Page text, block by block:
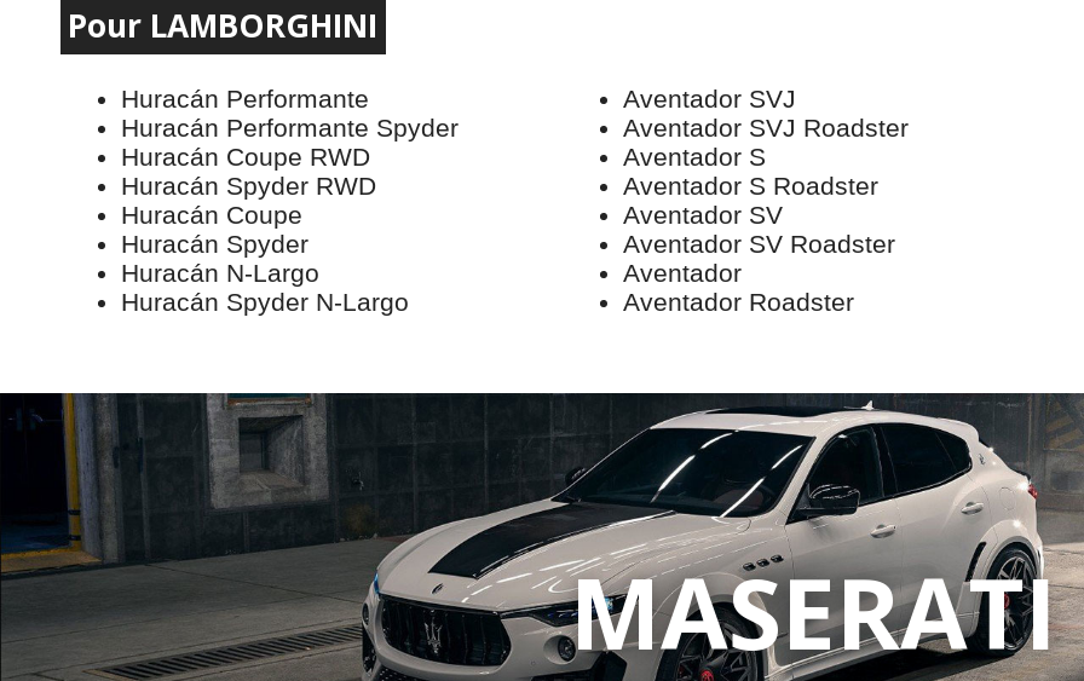
Pour LAMBORGHINI
Huracán Performante
Huracán Performante Spyder
Huracán Coupe RWD
Huracán Spyder RWD
Huracán Coupe
Huracán Spyder
Huracán N-Largo
Huracán Spyder N-Largo
Aventador SVJ
Aventador SVJ Roadster
Aventador S
Aventador S Roadster
Aventador SV
Aventador SV Roadster
Aventador
Aventador Roadster
MASERATI